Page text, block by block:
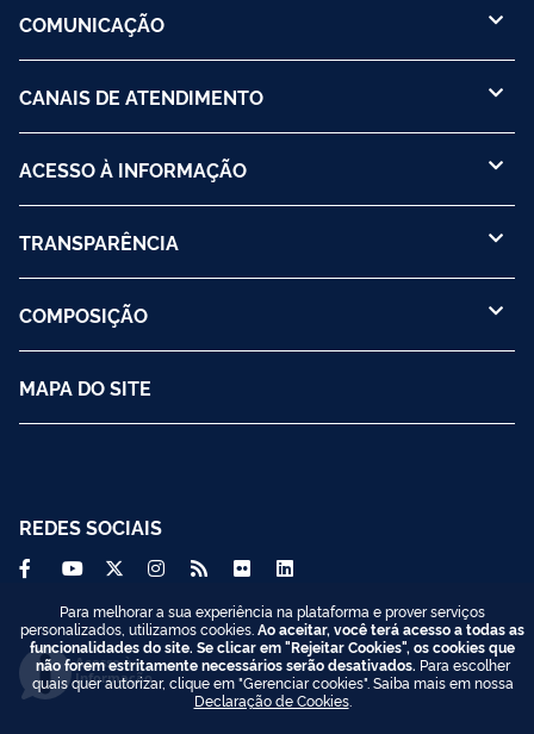
COMUNICAÇÃO
CANAIS DE ATENDIMENTO
ACESSO À INFORMAÇÃO
TRANSPARÊNCIA
COMPOSIÇÃO
MAPA DO SITE
REDES SOCIAIS
Acesso à
Informação
Para melhorar a sua experiência na plataforma e prover serviços
personalizados, utilizamos cookies. Ao aceitar, você terá acesso a todas as
funcionalidades do site. Se clicar em "Rejeitar Cookies", os cookies que
não forem estritamente necessários serão desativados. Para escolher
quais quer autorizar, clique em "Gerenciar cookies". Saiba mais em nossa
Declaração de Cookies.